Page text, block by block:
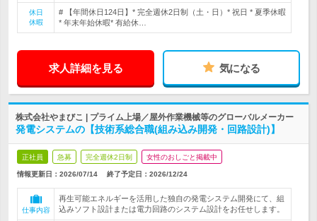
休日
休暇
# 【年間休日124日】* 完全週休2日制（土・日）* 祝日 * 夏季休暇
* 年末年始休暇* 有給休…
求人詳細を見る 気になる
株式会社やまびこ | プライム上場／屋外作業機械等のグローバルメーカー
発電システムの【技術系総合職(組み込み開発・回路設計)】
正社員 急募 完全週休2日制 女性のおしごと掲載中
情報更新日：2026/07/14 終了予定日： 2026/12/24
仕事内容
再生可能エネルギーを活用した独自の発電システム開発にて、組
込みソフト設計または電力回路のシステム設計をお任せします。